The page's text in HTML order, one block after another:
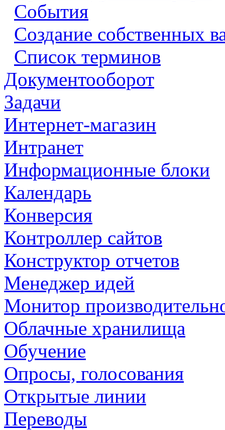
События
Создание собственных
Список терминов
Документооборот
Задачи
Интернет-магазин
Интранет
Информационные блоки
Календарь
Конверсия
Контроллер сайтов
Конструктор отчетов
Менеджер идей
Монитор
Облачные хранилища
Обучение
Опросы, голосования
Открытые линии
Переводы